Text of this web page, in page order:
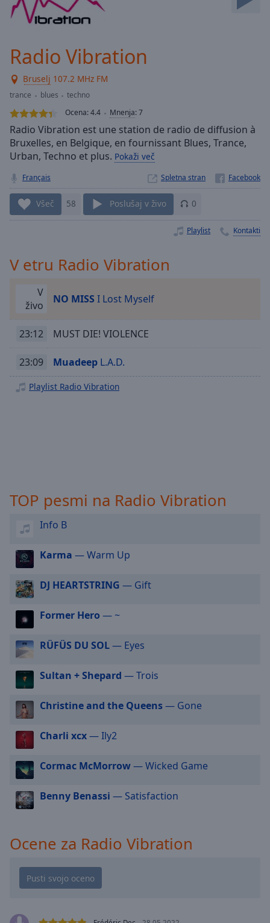
Skip
Forward
Current
Time0:00
Duration-:-
Loaded :
0.00%
Stream
TypeLIVE
Seek to
currently
behind
liveLIVE
Remaining
Time-
Playback
Chapters
off,
settings
dialog
subtitles
selected
Track
in-
Picture
Fullscreen
This
modal
window.
Beginning
dialog
window.
cancel
close
the
window.
Radio Vibration
Bruselj 107.2 MHz FM
trance blues
techno
Ocena:4.4 Mnenja:7
Radio Vibration est une station de radio de diffusion à
Bruxelles, en Belgique, en fournissant Blues, Trance,
Urban, Techno et plus. Pokaži več
Français Spletna stran
Všeč 58 Poslušaj v živo 0
Playlist Kontakti
V etru Radio Vibration
V
živo
NO MISS I Lost Myself
23:12 MUST DIE! VIOLENCE
23:09 Muadeep L.A.D.
Playlist Radio Vibration
TOP pesmi na Radio Vibration
Info B
Karma — Warm Up
DJ HEARTSTRING — Gift
Former Hero — ~
RÜFÜS DU SOL— Eyes
Sultan + Shepard — Trois
Christine and the Queens— Gone
Charli xcx— Ily2
Cormac McMorrow— Wicked Game
Benny Benassi — Satisfaction
Ocene za Radio Vibration